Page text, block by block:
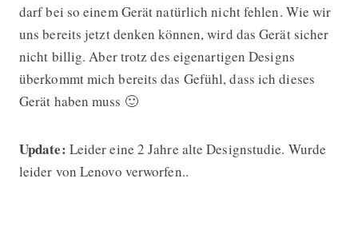
darf bei so einem Gerät natürlich nicht fehlen. Wie wir
uns bereits jetzt denken können, wird das Gerät sicher
nicht billig. Aber trotz des eigenartigen Designs
überkommt mich bereits das Gefühl, dass ich dieses
Gerät haben muss 🙂
Update: Leider eine 2 Jahre alte Designstudie. Wurde
leider von Lenovo verworfen..